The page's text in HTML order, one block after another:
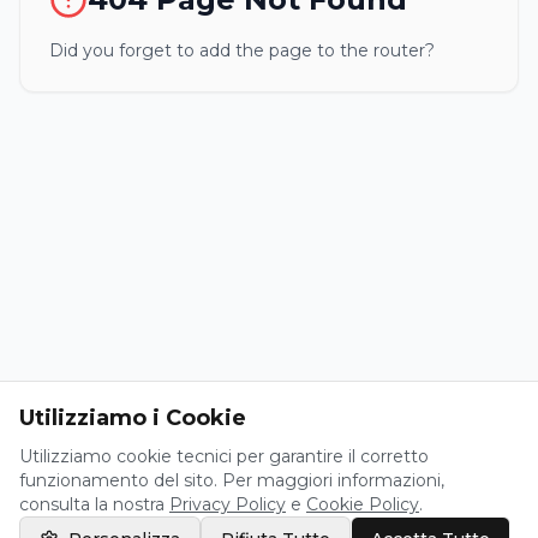
Did you forget to add the page to the router?
Utilizziamo i Cookie
Utilizziamo cookie tecnici per garantire il corretto
funzionamento del sito. Per maggiori informazioni,
consulta la nostra Privacy Policy e Cookie Policy.